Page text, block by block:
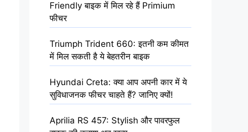
Friendly बाइक में मिल रहे हैं Primium
फीचर
Triumph Trident 660: इतनी कम कीमत
में मिल सकती है ये बेहतरीन बाइक
Hyundai Creta: क्या आप अपनी कार में ये
सुविधाजनक फीचर चाहते हैं? जानिए क्यों!
Aprilia RS 457: Stylish और पावरफुल